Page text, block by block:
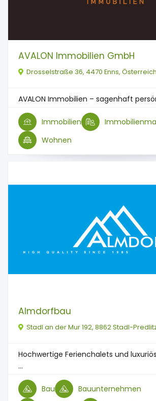
AVALON Immobilien GmbH
Drosselstraße 36, 4470 Enns, Österreich
AVALON Immobilien – sagenhaft
Immobilien
Wohnen
Almdorfbau
Stadl an der Mur 192, 8862 Stadl-
Hochwertige Ferienchalets und
...
Bau
Bauunternehmen